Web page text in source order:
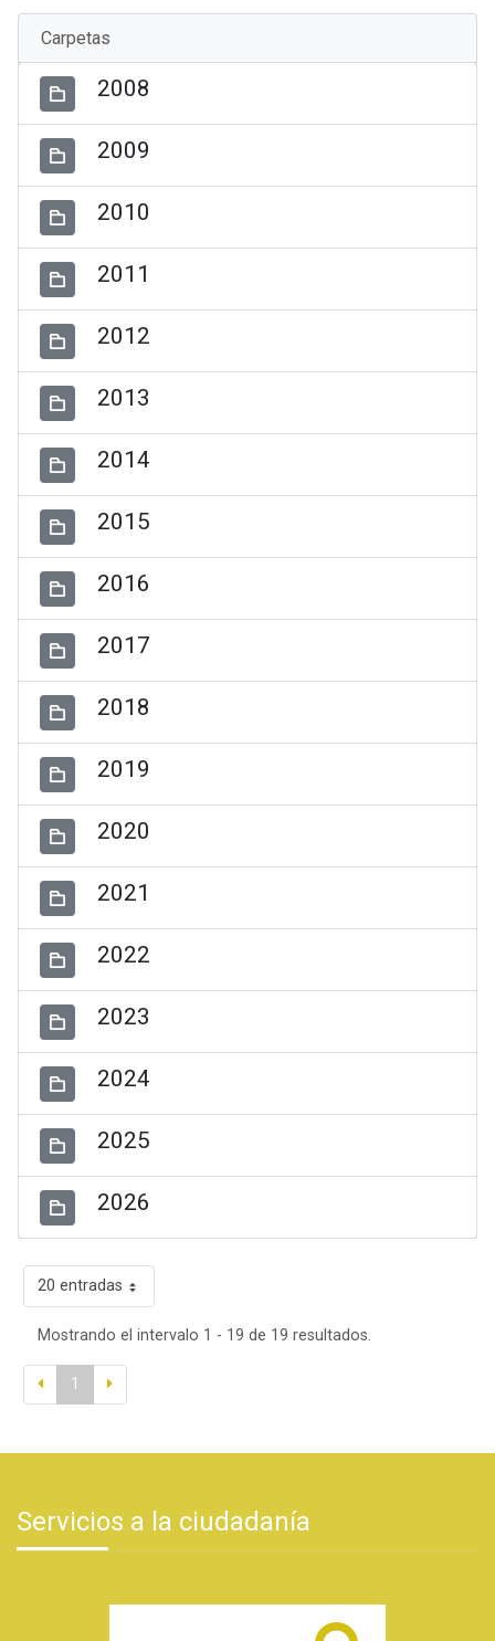
Carpetas
2008
2009
2010
2011
2012
2013
2014
2015
2016
2017
2018
2019
2020
2021
2022
2023
2024
2025
2026
20 entradas
Mostrando el intervalo 1 - 19 de 19 resultados.
1
Servicios a la ciudadanía